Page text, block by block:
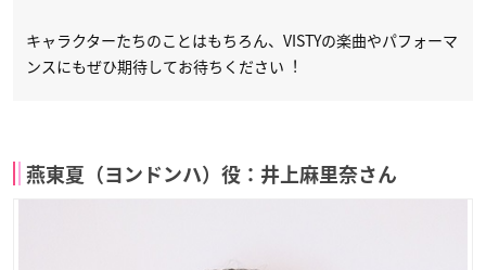
キャラクターたちのことはもちろん、VISTYの楽曲やパフォーマ
ンスにもぜひ期待してお待ちください︕
燕東夏（ヨンドンハ）役：井上麻里奈さん